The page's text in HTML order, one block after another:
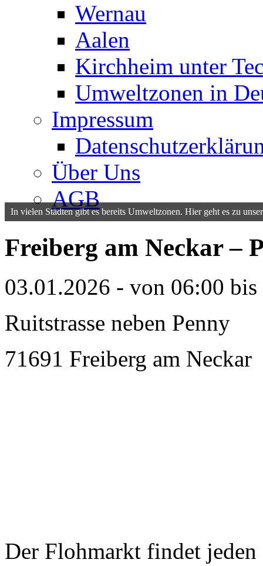
Wernau
Aalen
Kirchheim unter
Umweltzonen in
Impressum
Über Uns
AGB
In vielen Städten gibt es bereits Umweltzonen. Hier geht es zu
Freiberg am Neckar –
03.01.2026 - von 06:00
Ruitstrasse neben Penny
71691 Freiberg am Neckar
Der Flohmarkt findet